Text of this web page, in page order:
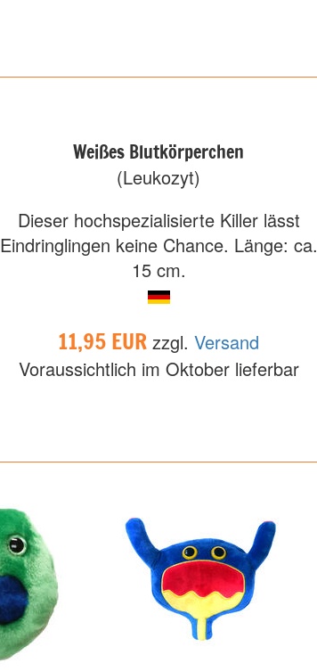
Weißes Blutkörperchen
(Leukozyt)
Dieser hochspezialisierte Killer lässt
Eindringlingen keine Chance. Länge: ca.
15 cm.
11,95 EUR zzgl. Versand
Voraussichtlich im Oktober lieferbar